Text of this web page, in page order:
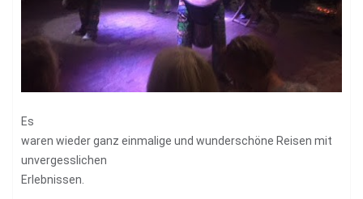
Es
waren wieder ganz einmalige und wunderschöne Reisen mit
unvergesslichen
Erlebnissen.